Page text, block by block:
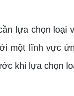
lựa chọn loại
một lĩnh vực
khi lựa chọn